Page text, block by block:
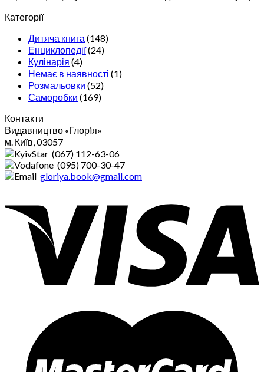
Категорії
Дитяча книга (148)
Енциклопедії(24)
Кулінарія (4)
Немає в наявності (1)
Розмальовки (52)
Саморобки (169)
Контакти
Видавництво «Глорiя»
м. Київ, 03057
(067) 112-63-06
(095) 700-30-47
gloriya.book@gmail.com